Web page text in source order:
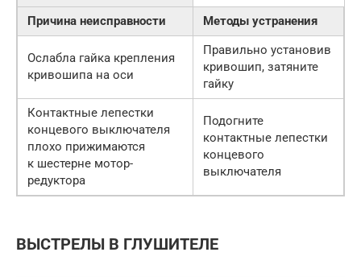
Причина неисправности
Методы устранения
Ослабла гайка крепления
кривошипа на оси
Правильно установив
кривошип, затяните
гайку
Контактные лепестки
концевого выключателя
плохо прижимаются
к шестерне мотор-
редуктора
Подогните
контактные лепестки
концевого
выключателя
ВЫСТРЕЛЫ В ГЛУШИТЕЛЕ